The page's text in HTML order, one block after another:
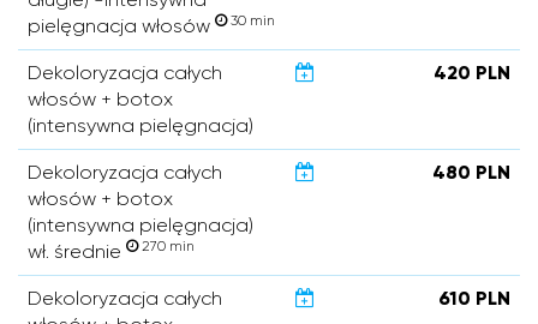
pielęgnacja włosów
30 min
Dekoloryzacja całych
włosów + botox
(intensywna pielęgnacja)
420 PLN
Dekoloryzacja całych
włosów + botox
(intensywna pielęgnacja)
wł. średnie
270 min
480 PLN
Dekoloryzacja całych
610 PLN